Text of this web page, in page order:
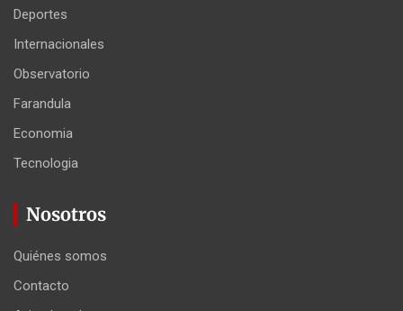
Deportes
Internacionales
Observatorio
Farandula
Economia
Tecnologia
Nosotros
Quiénes somos
Contacto